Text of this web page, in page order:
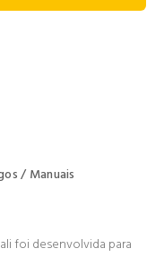
/ Manuais
foi desenvolvida para